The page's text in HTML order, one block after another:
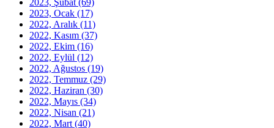
2023, Ocak (17)
2022, Aralık (11)
2022, Kasım (37)
2022, Ekim (16)
2022, Eylül (12)
2022, Ağustos (19)
2022, Temmuz (29)
2022, Haziran (30)
2022, Mayıs (34)
2022, Nisan (21)
2022, Mart (40)